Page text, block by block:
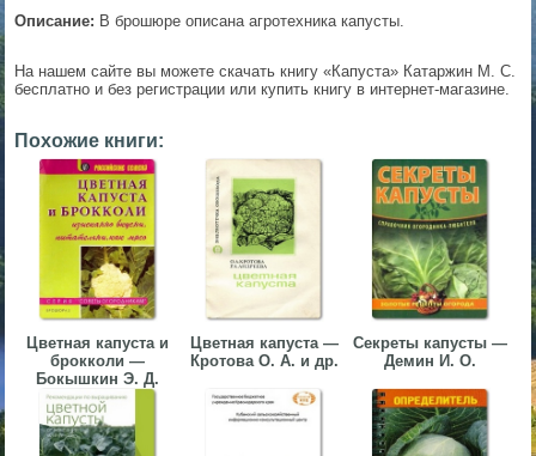
Описание: В брошюре описана агротехника капусты.
На нашем сайте вы можете скачать книгу «Капуста» Катаржин М. С.
бесплатно и без регистрации или купить книгу в интернет-магазине.
Похожие книги:
Цветная капуста и
брокколи —
Бокышкин Э. Д.
Цветная капуста —
Кротова О. А. и др.
Секреты капусты —
Демин И. О.
▼
▼